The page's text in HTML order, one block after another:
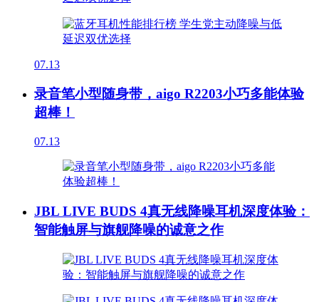
07.13
录音笔小型随身带，aigo R2203小巧多能体验
超棒！
07.13
JBL LIVE BUDS 4真无线降噪耳机深度体验：
智能触屏与旗舰降噪的诚意之作